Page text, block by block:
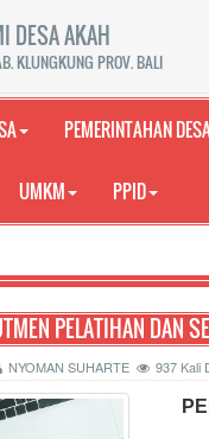
DESA AKAH
KLUNGKUNG PROV. BALI
PEMERINTAHAN
UMKM PPID
PELATIHAN DAN
NYOMAN SUHARTE 937 Kali